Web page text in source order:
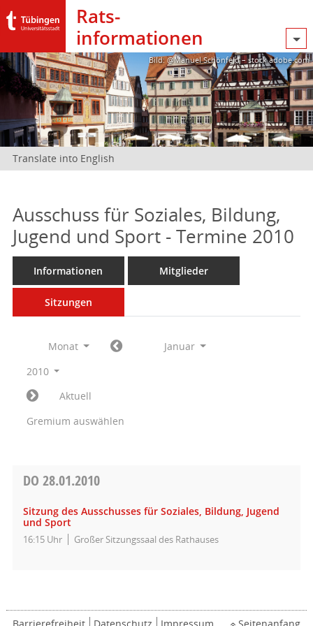
Rats­
informationen
Bild: @Manuel Schönfeld – stock.adobe.com
Translate into English
Ausschuss für Soziales, Bildung,
Jugend und Sport - Termine 2010
Informationen Mitglieder
Sitzungen
Monat
Januar
2010
Aktuell
Gremium auswählen
DO 28.01.2010
Sitzung des Ausschusses für Soziales, Bildung, Jugend
und Sport
16:15 Uhr Großer Sitzungssaal des Rathauses